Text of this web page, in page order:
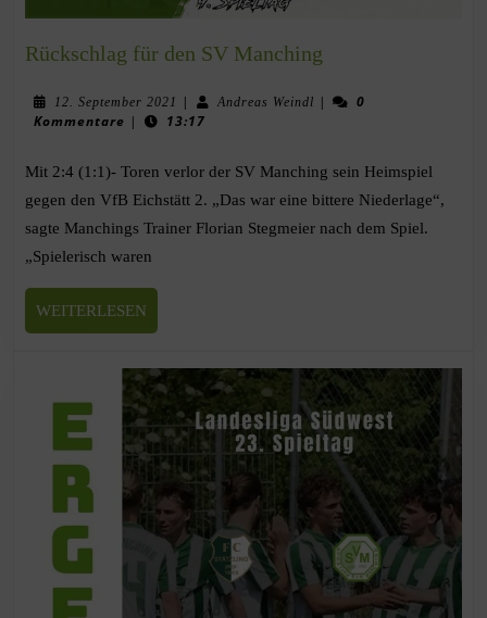
Rückschlag für den SV Manching
12. September 2021 | Andreas Weindl |
0
Kommentare | 13:17
Mit 2:4 (1:1)- Toren verlor der SV Manching sein Heimspiel
gegen den VfB Eichstätt 2. „Das war eine bittere Niederlage“,
sagte Manchings Trainer Florian Stegmeier nach dem Spiel.
„Spielerisch waren
WEITERLESEN